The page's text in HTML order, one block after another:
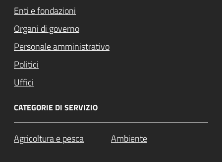
Enti e fondazioni
Organi di governo
Personale amministrativo
Politici
Uffici
CATEGORIE DI SERVIZIO
Agricoltura e pesca Ambiente